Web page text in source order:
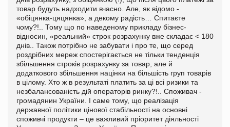
товар будуть надходити вчасно. Але, як відомо -
«обіцянка-цяцянка», а декому радість… Спитаєте
чому?!.. Тому що по наведеному прикладу бізнес-
відносин, «реальний» строк розрахунку вже складає < 180
днів..
Також потрібно не забувати і про те, що серед
роздрібних мереж спостерігається не тільки тенденція
збільшення строків розрахунку за товар, але й
додаткового збільшення націнки на більшість груп товарів
в цілому. Хто ж в результаті платить за ці всі ризики та
незбалансованість дій операторів ринку?!..
Споживач -
громадянин України.
І саме тому, що реалізація
державної політики цінової стабільності на основні
споживчі продукти – це важливий пріоритет діяльності